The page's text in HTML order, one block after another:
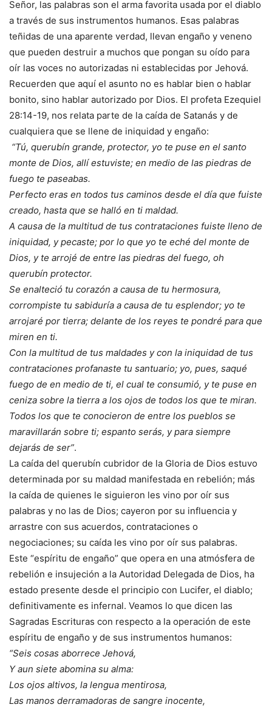
Señor, las palabras son el arma favorita usada por el diablo
a través de sus instrumentos humanos. Esas palabras
teñidas de una aparente verdad, llevan engaño y veneno
que pueden destruir a muchos que pongan su oído para
oír las voces no autorizadas ni establecidas por Jehová.
Recuerden que aquí el asunto no es hablar bien o hablar
bonito, sino hablar autorizado por Dios. El profeta Ezequiel
28:14-19, nos relata parte de la caída de Satanás y de
cualquiera que se llene de iniquidad y engaño:
“Tú, querubín grande, protector, yo te puse en el santo
monte de Dios, allí estuviste; en medio de las piedras de
fuego te paseabas.
Perfecto eras en todos tus caminos desde el día que fuiste
creado, hasta que se halló en ti maldad.
A causa de la multitud de tus contrataciones fuiste lleno de
iniquidad, y pecaste; por lo que yo te eché del monte de
Dios, y te arrojé de entre las piedras del fuego, oh
querubín protector.
Se enalteció tu corazón a causa de tu hermosura,
corrompiste tu sabiduría a causa de tu esplendor; yo te
arrojaré por tierra; delante de los reyes te pondré para que
miren en ti.
Con la multitud de tus maldades y con la iniquidad de tus
contrataciones profanaste tu santuario; yo, pues, saqué
fuego de en medio de ti, el cual te consumió, y te puse en
ceniza sobre la tierra a los ojos de todos los que te miran.
Todos los que te conocieron de entre los pueblos se
maravillarán sobre ti; espanto serás, y para siempre
dejarás de ser”.
La caída del querubín cubridor de la Gloria de Dios estuvo
determinada por su maldad manifestada en rebelión; más
la caída de quienes le siguieron les vino por oír sus
palabras y no las de Dios; cayeron por su influencia y
arrastre con sus acuerdos, contrataciones o
negociaciones; su caída les vino por oír sus palabras.
Este “espíritu de engaño” que opera en una atmósfera de
rebelión e insujeción a la Autoridad Delegada de Dios, ha
estado presente desde el principio con Lucifer, el diablo;
definitivamente es infernal. Veamos lo que dicen las
Sagradas Escrituras con respecto a la operación de este
espíritu de engaño y de sus instrumentos humanos:
“Seis cosas aborrece Jehová,
Y aun siete abomina su alma:
Los ojos altivos, la lengua mentirosa,
Las manos derramadoras de sangre inocente,